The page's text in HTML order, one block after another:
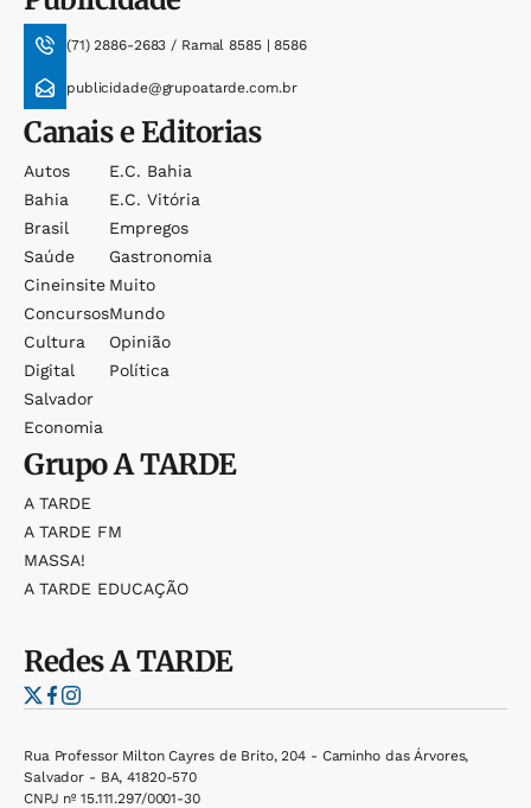
(71) 2886-2683 / Ramal 8585 | 8586
publicidade@grupoatarde.com.br
Canais e Editorias
Autos
Bahia
Brasil
Saúde
Cineinsite
Concursos
Cultura
Digital
Salvador
Economia
E.c. Bahia
E.c. Vitória
Empregos
Gastronomia
Muito
Mundo
Opinião
Política
GrupoA TARDE
A TARDE
A TARDE FM
MASSA!
A TARDE EDUCAÇÃO
RedesA TARDE
Rua Professor Milton Cayres de Brito, 204 - Caminho das Árvores,
Salvador - BA, 41820-570
CNPJ nº 15.111.297/0001-30